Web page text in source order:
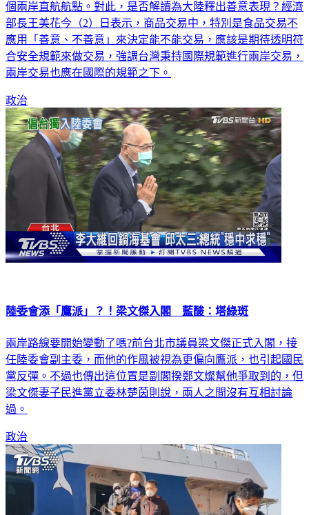
個兩岸直航航點。對此，是否解讀為大陸釋出善意表現？經濟
部長王美花今（2）日表示，商品交易中，特別是食品交易不
應用「善意、不善意」來決定能不能交易，應該是期待透明符
合安全規範來做交易，強調台灣秉持國際規範進行兩岸交易，
兩岸交易也應在國際的規範之下。
政治
陸委會添「鷹派」？！梁文傑入閣 藍酸：塔綠斑
兩岸路線要開始變動了嗎?前台北市議員梁文傑正式入閣，接
任陸委會副主委，而他的作風被視為更偏向鷹派，也引起國民
黨反彈。不過也傳出這位置是副閣揆鄭文燦幫他爭取到的，但
梁文傑妻子民進黨立委林楚茵則說，兩人之間沒有互相討論
過。
政治